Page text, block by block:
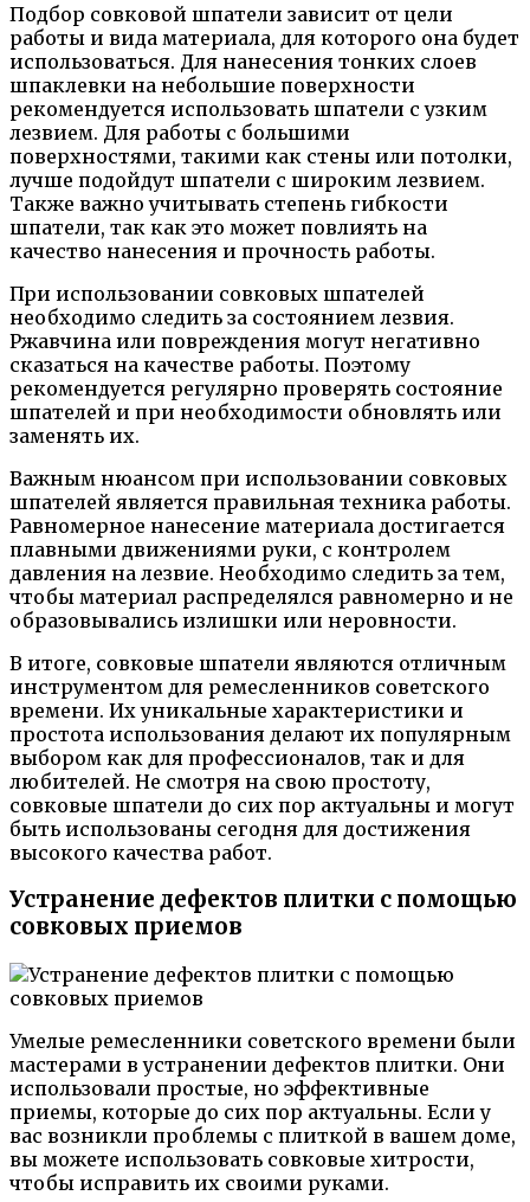
Подбор совковой шпатели зависит от цели
работы и вида материала, для которого она будет
использоваться. Для нанесения тонких слоев
шпаклевки на небольшие поверхности
рекомендуется использовать шпатели с узким
лезвием. Для работы с большими
поверхностями, такими как стены или потолки,
лучше подойдут шпатели с широким лезвием.
Также важно учитывать степень гибкости
шпатели, так как это может повлиять на
качество нанесения и прочность работы.
При использовании совковых шпателей
необходимо следить за состоянием лезвия.
Ржавчина или повреждения могут негативно
сказаться на качестве работы. Поэтому
рекомендуется регулярно проверять состояние
шпателей и при необходимости обновлять или
заменять их.
Важным нюансом при использовании совковых
шпателей является правильная техника работы.
Равномерное нанесение материала достигается
плавными движениями руки, с контролем
давления на лезвие. Необходимо следить за тем,
чтобы материал распределялся равномерно и не
образовывались излишки или неровности.
В итоге, совковые шпатели являются отличным
инструментом для ремесленников советского
времени. Их уникальные характеристики и
простота использования делают их популярным
выбором как для профессионалов, так и для
любителей. Не смотря на свою простоту,
совковые шпатели до сих пор актуальны и могут
быть использованы сегодня для достижения
высокого качества работ.
Устранение дефектов плитки с помощью
совковых приемов
Умелые ремесленники советского времени были
мастерами в устранении дефектов плитки. Они
использовали простые, но эффективные
приемы, которые до сих пор актуальны. Если у
вас возникли проблемы с плиткой в вашем доме,
вы можете использовать совковые хитрости,
чтобы исправить их своими руками.